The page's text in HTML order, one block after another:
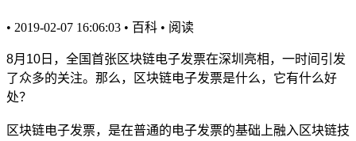
• 2019-02-07 16:06:03 • 百科 • 阅读
8月10日，全国首张区块链电子发票在深圳亮相，一时间引发
了众多的关注。那么，区块链电子发票是什么，它有什么好
处？
区块链电子发票，是在普通的电子发票的基础上融入区块链技